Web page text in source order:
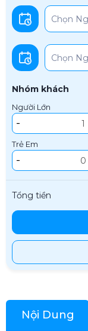
Nhóm khách
Người Lớn
-
Trẻ Em
-
Tổng tiền
Nội Dung